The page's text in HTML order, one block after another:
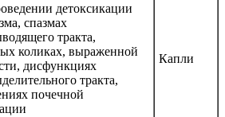
детоксикации
спазмах
тракта,
коликах, выраженной
дисфункциях
тракта,
почечной
Капли